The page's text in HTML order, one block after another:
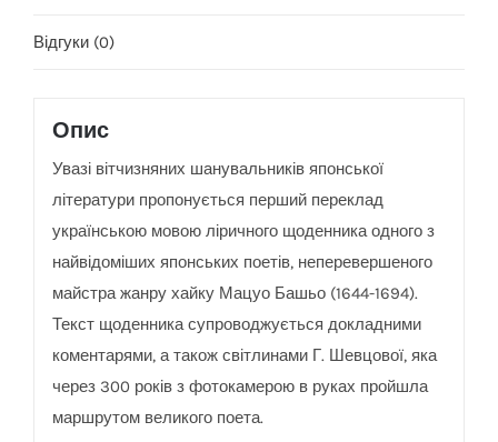
Відгуки (0)
Опис
Увазі вітчизняних шанувальників японської
літератури пропонується перший переклад
українською мовою ліричного щоденника одного з
найвідоміших японських поетів, неперевершеного
майстра жанру хайку Мацуо Башьо (1644-1694).
Текст щоденника супроводжується докладними
коментарями, а також світлинами Г. Шевцової, яка
через 300 років з фотокамерою в руках пройшла
маршрутом великого поета.